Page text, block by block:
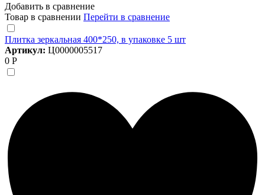
Добавить в сравнение
Товар в сравнении Перейти в сравнение
Плитка зеркальная 400*250, в упаковке 5 шт
Артикул: Ц0000005517
0 Р